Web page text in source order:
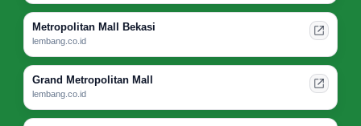
Metropolitan Mall Bekasi
lembang.co.id
Grand Metropolitan Mall
lembang.co.id